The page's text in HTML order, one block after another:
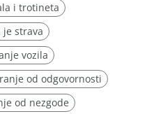
i trotineta
je strava
vozila
od odgovornosti
od nezgode